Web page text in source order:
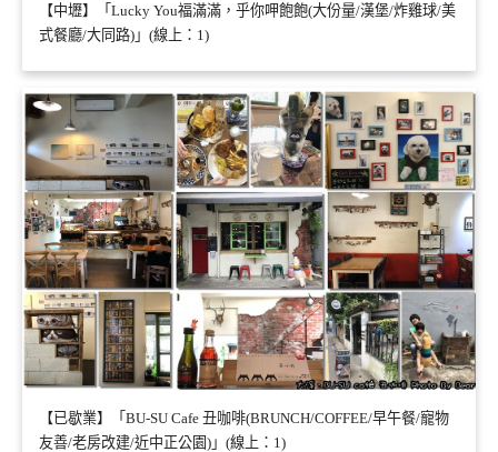
【中壢】「Lucky You福滿滿，乎你呷飽飽(大份量/漢堡/炸雞球/美
式餐廳/大同路)」(線上：1)
【已歇業】「BU-SU Cafe 丑咖啡(BRUNCH/COFFEE/早午餐/寵物
友善/老房改建/近中正公園)」(線上：1)